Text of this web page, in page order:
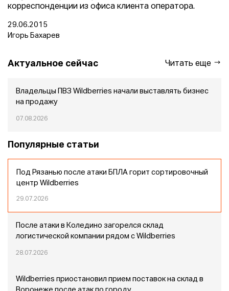
корреспонденции из офиса клиента оператора.
29.06.2015
Игорь Бахарев
Актуальное сейчас Читать еще
Владельцы ПВЗ Wildberries начали выставлять бизнес
на продажу
07.08.2026
Популярные статьи
Под Рязанью после атаки БПЛА горит сортировочный
центр Wildberries
29.07.2026
После атаки в Коледино загорелся склад
логистической компании рядом с Wildberries
28.07.2026
Wildberries приостановил прием поставок на склад в